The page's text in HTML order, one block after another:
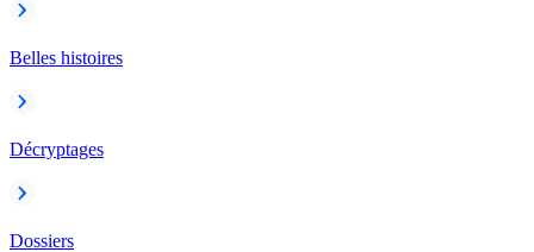
Belles histoires
Décryptages
Dossiers